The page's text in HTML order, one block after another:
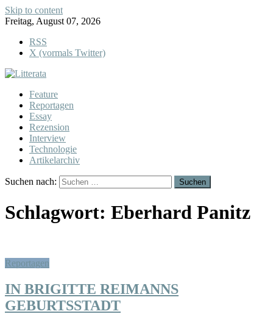
Skip to content
Freitag, August 07, 2026
RSS
X (vormals Twitter)
Feature
Reportagen
Essay
Rezension
Interview
Technologie
Artikelarchiv
Suchen nach:
Schlagwort: Eberhard Panitz
Reportagen
IN BRIGITTE REIMANNS
GEBURTSSTADT